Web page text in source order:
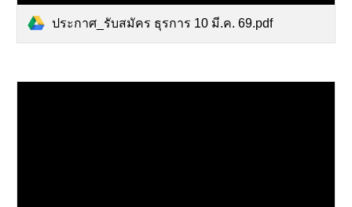
ประกาศ_รับสมัคร ธุรการ 10 มี.ค. 69.pdf